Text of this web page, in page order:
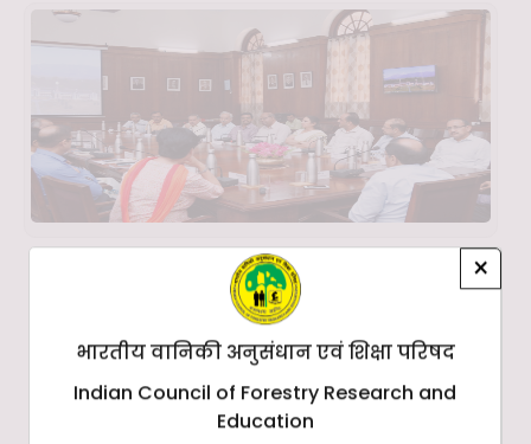
×
भारतीय वानिकी अनुसंधान एवं शिक्षा परिषद
Indian Council of Forestry Research and
Education